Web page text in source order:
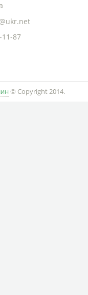
11-87
© Copyright 2014.